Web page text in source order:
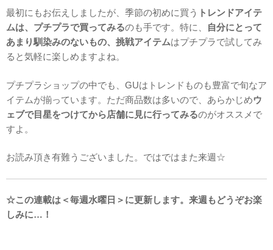
最初にもお伝えしましたが、季節の初めに買う トレンドアイテ
ムは、プチプラで買ってみるのも手です。特に、
自分にとって
あまり馴染みのないもの、挑戦アイテムはプチプラで試してみ
ると気軽に楽しめますよね。
プチプラショップの中でも、GUはトレンドものも豊富で旬なア
イテムが揃っています。ただ商品数は多いので、あらかじめウ
ェブで目星をつけてから店舗に見に行ってみるのがオススメで
すよ。
お読み頂き有難うございました。ではではまた来週☆
☆この連載は＜毎週水曜日＞に更新します。来週もどうぞお楽
しみに…！